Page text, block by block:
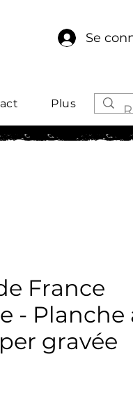
Se
Plus
France
- Planche
gravée